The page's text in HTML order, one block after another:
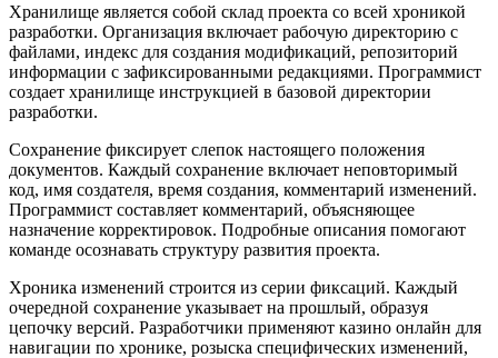
Хранилище является собой склад проекта со всей хроникой
разработки. Организация включает рабочую директорию с
файлами, индекс для создания модификаций, репозиторий
информации с зафиксированными редакциями. Программист
создает хранилище инструкцией в базовой директории
разработки.
Сохранение фиксирует слепок настоящего положения
документов. Каждый сохранение включает неповторимый
код, имя создателя, время создания, комментарий изменений.
Программист составляет комментарий, объясняющее
назначение корректировок. Подробные описания помогают
команде осознавать структуру развития проекта.
Хроника изменений строится из серии фиксаций. Каждый
очередной сохранение указывает на прошлый, образуя
цепочку версий. Разработчики применяют казино онлайн для
навигации по хронике, розыска специфических изменений,